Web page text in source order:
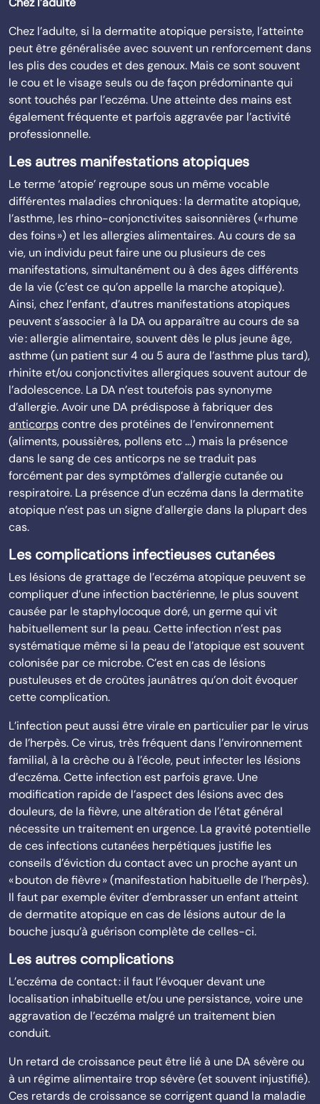
Chez l’adulte, si la dermatite atopique persiste, l’atteinte
peut être généralisée avec souvent un renforcement dans
les plis des coudes et des genoux. Mais ce sont souvent
le cou et le visage seuls ou de façon prédominante qui
sont touchés par l’eczéma. Une atteinte des mains est
également fréquente et parfois aggravée par l’activité
professionnelle.
Les autres manifestations atopiques
Le terme ‘atopie’ regroupe sous un même vocable
différentes maladies chroniques : la dermatite atopique,
l’asthme, les rhino-conjonctivites saisonnières (« rhume
des foins ») et les allergies alimentaires. Au cours de sa
vie, un individu peut faire une ou plusieurs de ces
manifestations, simultanément ou à des âges différents
de la vie (c’est ce qu’on appelle la marche atopique).
Ainsi, chez l’enfant, d’autres manifestations atopiques
peuvent s’associer à la DA ou apparaître au cours de sa
vie : allergie alimentaire, souvent dès le plus jeune âge,
asthme (un patient sur 4 ou 5 aura de l’asthme plus tard),
rhinite et/ou conjonctivites allergiques souvent autour de
l’adolescence. La DA n’est toutefois pas synonyme
d’allergie. Avoir une DA prédispose à fabriquer des
anticorpscontre des protéines de l’environnement
(aliments, poussières, pollens etc …) mais la présence
dans le sang de ces anticorps ne se traduit pas
forcément par des symptômes d’allergie cutanée ou
respiratoire. La présence d’un eczéma dans la dermatite
atopique n’est pas un signe d’allergie dans la plupart des
cas.
Les complications infectieuses cutanées
Les lésions de grattage de l’eczéma atopique peuvent se
compliquer d’une infection bactérienne, le plus souvent
causée par le staphylocoque doré, un germe qui vit
habituellement sur la peau. Cette infection n’est pas
systématique même si la peau de l’atopique est souvent
colonisée par ce microbe. C’est en cas de lésions
pustuleuses et de croûtes jaunâtres qu’on doit évoquer
cette complication.
L’infection peut aussi être virale en particulier par le virus
de l’herpès. Ce virus, très fréquent dans l’environnement
familial, à la crèche ou à l’école, peut infecter les lésions
d’eczéma. Cette infection est parfois grave. Une
modification rapide de l’aspect des lésions avec des
douleurs, de la fièvre, une altération de l’état général
nécessite un traitement en urgence. La gravité potentielle
de ces infections cutanées herpétiques justifie les
conseils d’éviction du contact avec un proche ayant un
« bouton de fièvre » (manifestation habituelle de l’herpès).
Il faut par exemple éviter d’embrasser un enfant atteint
de dermatite atopique en cas de lésions autour de la
bouche jusqu’à guérison complète de celles-ci.
Les autres complications
L’eczéma de contact : il faut l’évoquer devant une
localisation inhabituelle et/ou une persistance, voire une
aggravation de l’eczéma malgré un traitement bien
conduit.
Un retard de croissance peut être lié à une DA sévère ou
à un régime alimentaire trop sévère (et souvent injustifié).
Ces retards de croissance se corrigent quand la maladie